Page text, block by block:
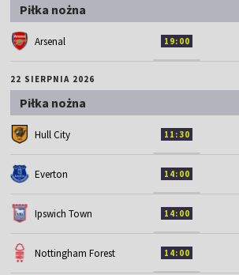
Piłka nożna
Arsenal 19:00
22 SIERPNIA 2026
Piłka nożna
Hull City 11:30
Everton 14:00
Ipswich Town 14:00
Nottingham Forest 14:00